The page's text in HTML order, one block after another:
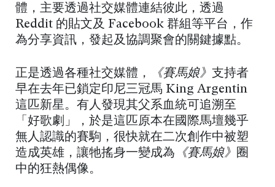
體，主要透過社交媒體連結彼此，透過
Reddit 的貼文及 Facebook 群組等平台，作
為分享資訊，發起及協調聚會的關鍵據點。
正是透過各種社交媒體， 《賽馬娘》 支持者
早在去年已鎖定印尼三冠馬 King Argentin
這匹新星。有人發現其父系血統可追溯至
「好歌劇」，於是這匹原本在國際馬壇幾乎
無人認識的賽駒，很快就在二次創作中被塑
造成英雄，讓牠搖身一變成為 《賽馬娘》 圈
中的狂熱偶像。